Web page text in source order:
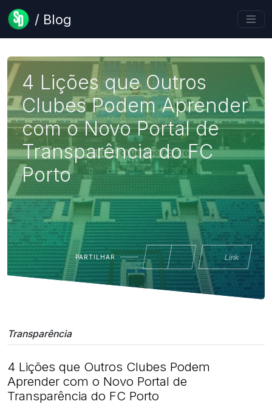
/ Blog
4 Lições que Outros
Clubes Podem Aprender
com o Novo Portal de
Transparência do FC
Porto
PARTILHAR Link
Transparência
4 Lições que Outros Clubes Podem
Aprender com o Novo Portal de
Transparência do FC Porto